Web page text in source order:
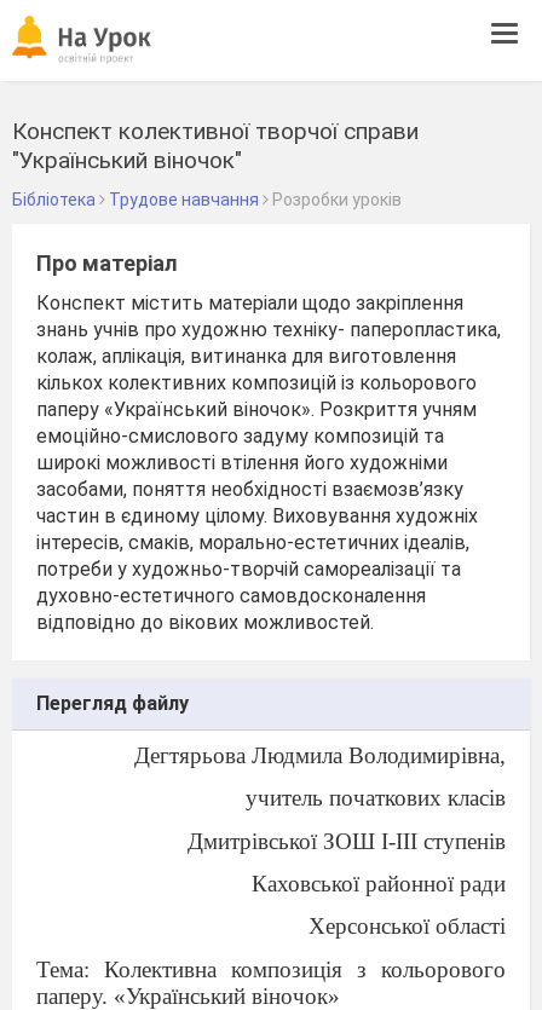
Конспект колективної творчої справи
"Український віночок"
Бібліотека Трудове навчання Розробки уроків
Про матеріал
Конспект містить матеріали щодо закріплення
знань учнів про художню техніку- паперопластика,
колаж, аплікація, витинанка для виготовлення
кількох колективних композицій із кольорового
паперу «Український віночок». Розкриття учням
емоційно-смислового задуму композицій та
широкі можливості втілення його художніми
засобами, поняття необхідності взаємозв’язку
частин в єдиному цілому. Виховування художніх
інтересів, смаків, морально-естетичних ідеалів,
потреби у художньо-творчій самореалізації та
духовно-естетичного самовдосконалення
відповідно до вікових можливостей.
Перегляд файлу
Дегтярьова Людмила Володимирівна,
учитель початкових класів
Дмитрівської ЗОШ І-ІІІ ступенів
Каховської районної ради
Херсонської області
Тема: Колективна композиція з кольорового
паперу. «Український віночок»